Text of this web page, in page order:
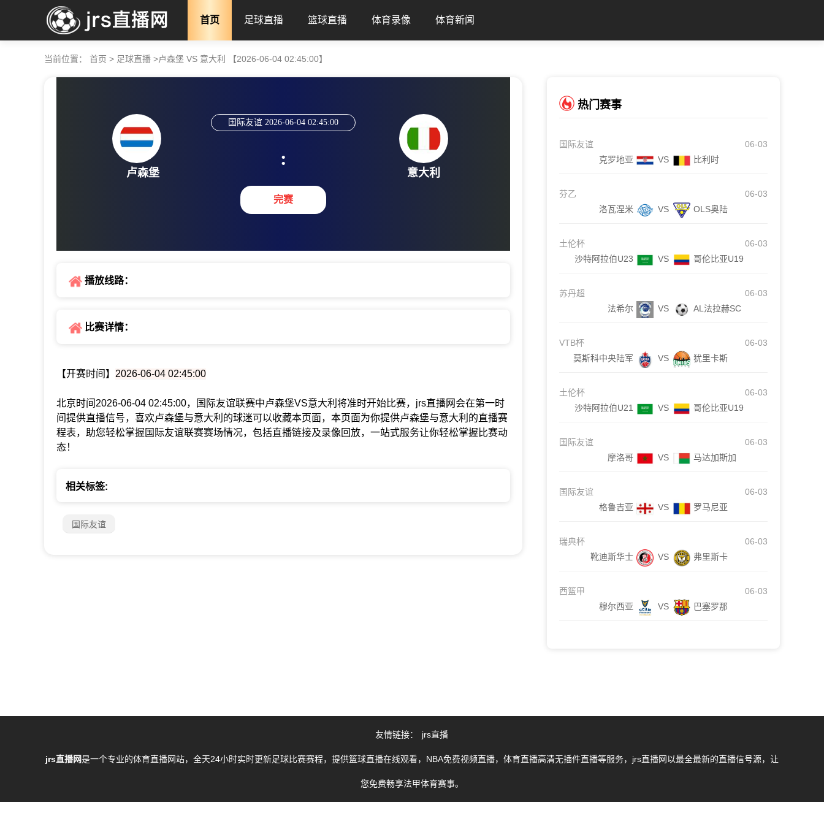
首页 足球直播 篮球直播 体育录像 体育新闻
当前位置： 首页 > 足球直播 >卢森堡 VS 意大利 【2026-06-04 02:45:00】
卢森堡
国际友谊 2026-06-04 02:45:00
:
完赛
意大利
播放线路：
比赛详情：
【开赛时间】 2026-06-04 02:45:00
北京时间2026-06-04 02:45:00，国际友谊联赛中卢森堡VS意大利将准时开始比赛，jrs直播网会在第一时
间提供直播信号，喜欢卢森堡与意大利的球迷可以收藏本页面，本页面为你提供卢森堡与意大利的直播赛
程表，助您轻松掌握国际友谊联赛赛场情况，包括直播链接及录像回放，一站式服务让你轻松掌握比赛动
态！
相关标签:
国际友谊
热门赛事
国际友谊
06-03
克罗地亚
VS 比利时
芬乙
06-03
洛瓦涅米
VS OLS奥陆
土伦杯
06-03
沙特阿拉伯U23
VS 哥伦比亚U19
苏丹超
06-03
法希尔
VS AL法拉赫SC
VTB杯
06-03
莫斯科中央陆军
VS 犹里卡斯
土伦杯
06-03
沙特阿拉伯U21
VS 哥伦比亚U19
国际友谊
06-03
摩洛哥
VS 马达加斯加
国际友谊
06-03
格鲁吉亚
VS 罗马尼亚
瑞典杯
06-03
靴迪斯华士
VS 弗里斯卡
西篮甲
06-03
穆尔西亚
VS 巴塞罗那
友情链接： jrs直播
jrs直播网是一个专业的体育直播网站，全天24小时实时更新足球比赛赛程，提供篮球直播在线观看，NBA免费视频直播，体育直播高清无插件直播等服务，jrs直播网以最全最新的直播信号源，让
您免费畅享法甲体育赛事。